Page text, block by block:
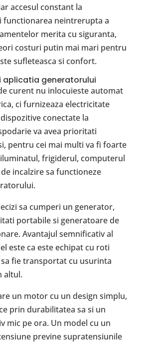
accesul constant la
functionarea neintrerupta a
merita cu siguranta,
costuri putin mai mari pentru
sufleteasca si confort.
aplicatia generatorului
curent nu inlocuieste automat
ci furnizeaza electricitate
conectate la
va avea prioritati
pentru cei mai multi va fi foarte
frigiderul, computerul
incalzire sa functioneze
sa cumperi un generator,
portabile si generatoare de
Avantajul semnificativ al
este ca este echipat cu roti
fie transportat cu usurinta
altul.
un motor cu un design simplu,
prin durabilitatea sa si un
mic pe ora. Un model cu un
previne supratensiunile